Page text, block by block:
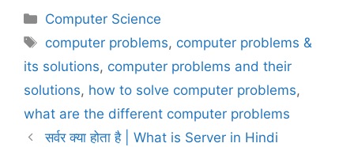
C
a
e
g
o
r
Computer Science
T
a
s
computer problems, computer problems &
its solutions, computer problems and their
solutions, how to solve computer problems,
what are the different computer problems
सर्वर क्या होता है | What is Server in Hindi